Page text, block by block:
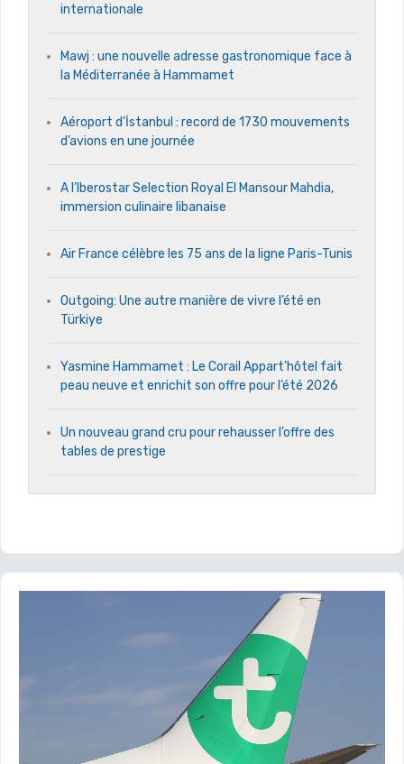
internationale
Mawj : une nouvelle adresse gastronomique face à
la Méditerranée à Hammamet
Aéroport d’İstanbul : record de 1730 mouvements
d’avions en une journée
A l’Iberostar Selection Royal El Mansour Mahdia,
immersion culinaire libanaise
Air France célèbre les 75 ans de la ligne Paris-Tunis
Outgoing: Une autre manière de vivre l’été en
Türkiye
Yasmine Hammamet : Le Corail Appart’hôtel fait
peau neuve et enrichit son offre pour l’été 2026
Un nouveau grand cru pour rehausser l’offre des
tables de prestige